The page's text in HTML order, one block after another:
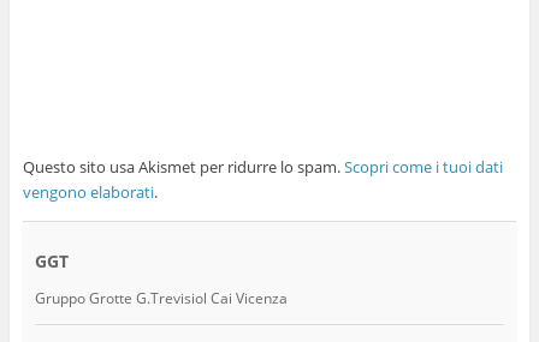
Questo sito usa Akismet per ridurre lo spam.Scopri come i tuoi dati
vengono elaborati.
GGT
Gruppo Grotte G.Trevisiol Cai Vicenza